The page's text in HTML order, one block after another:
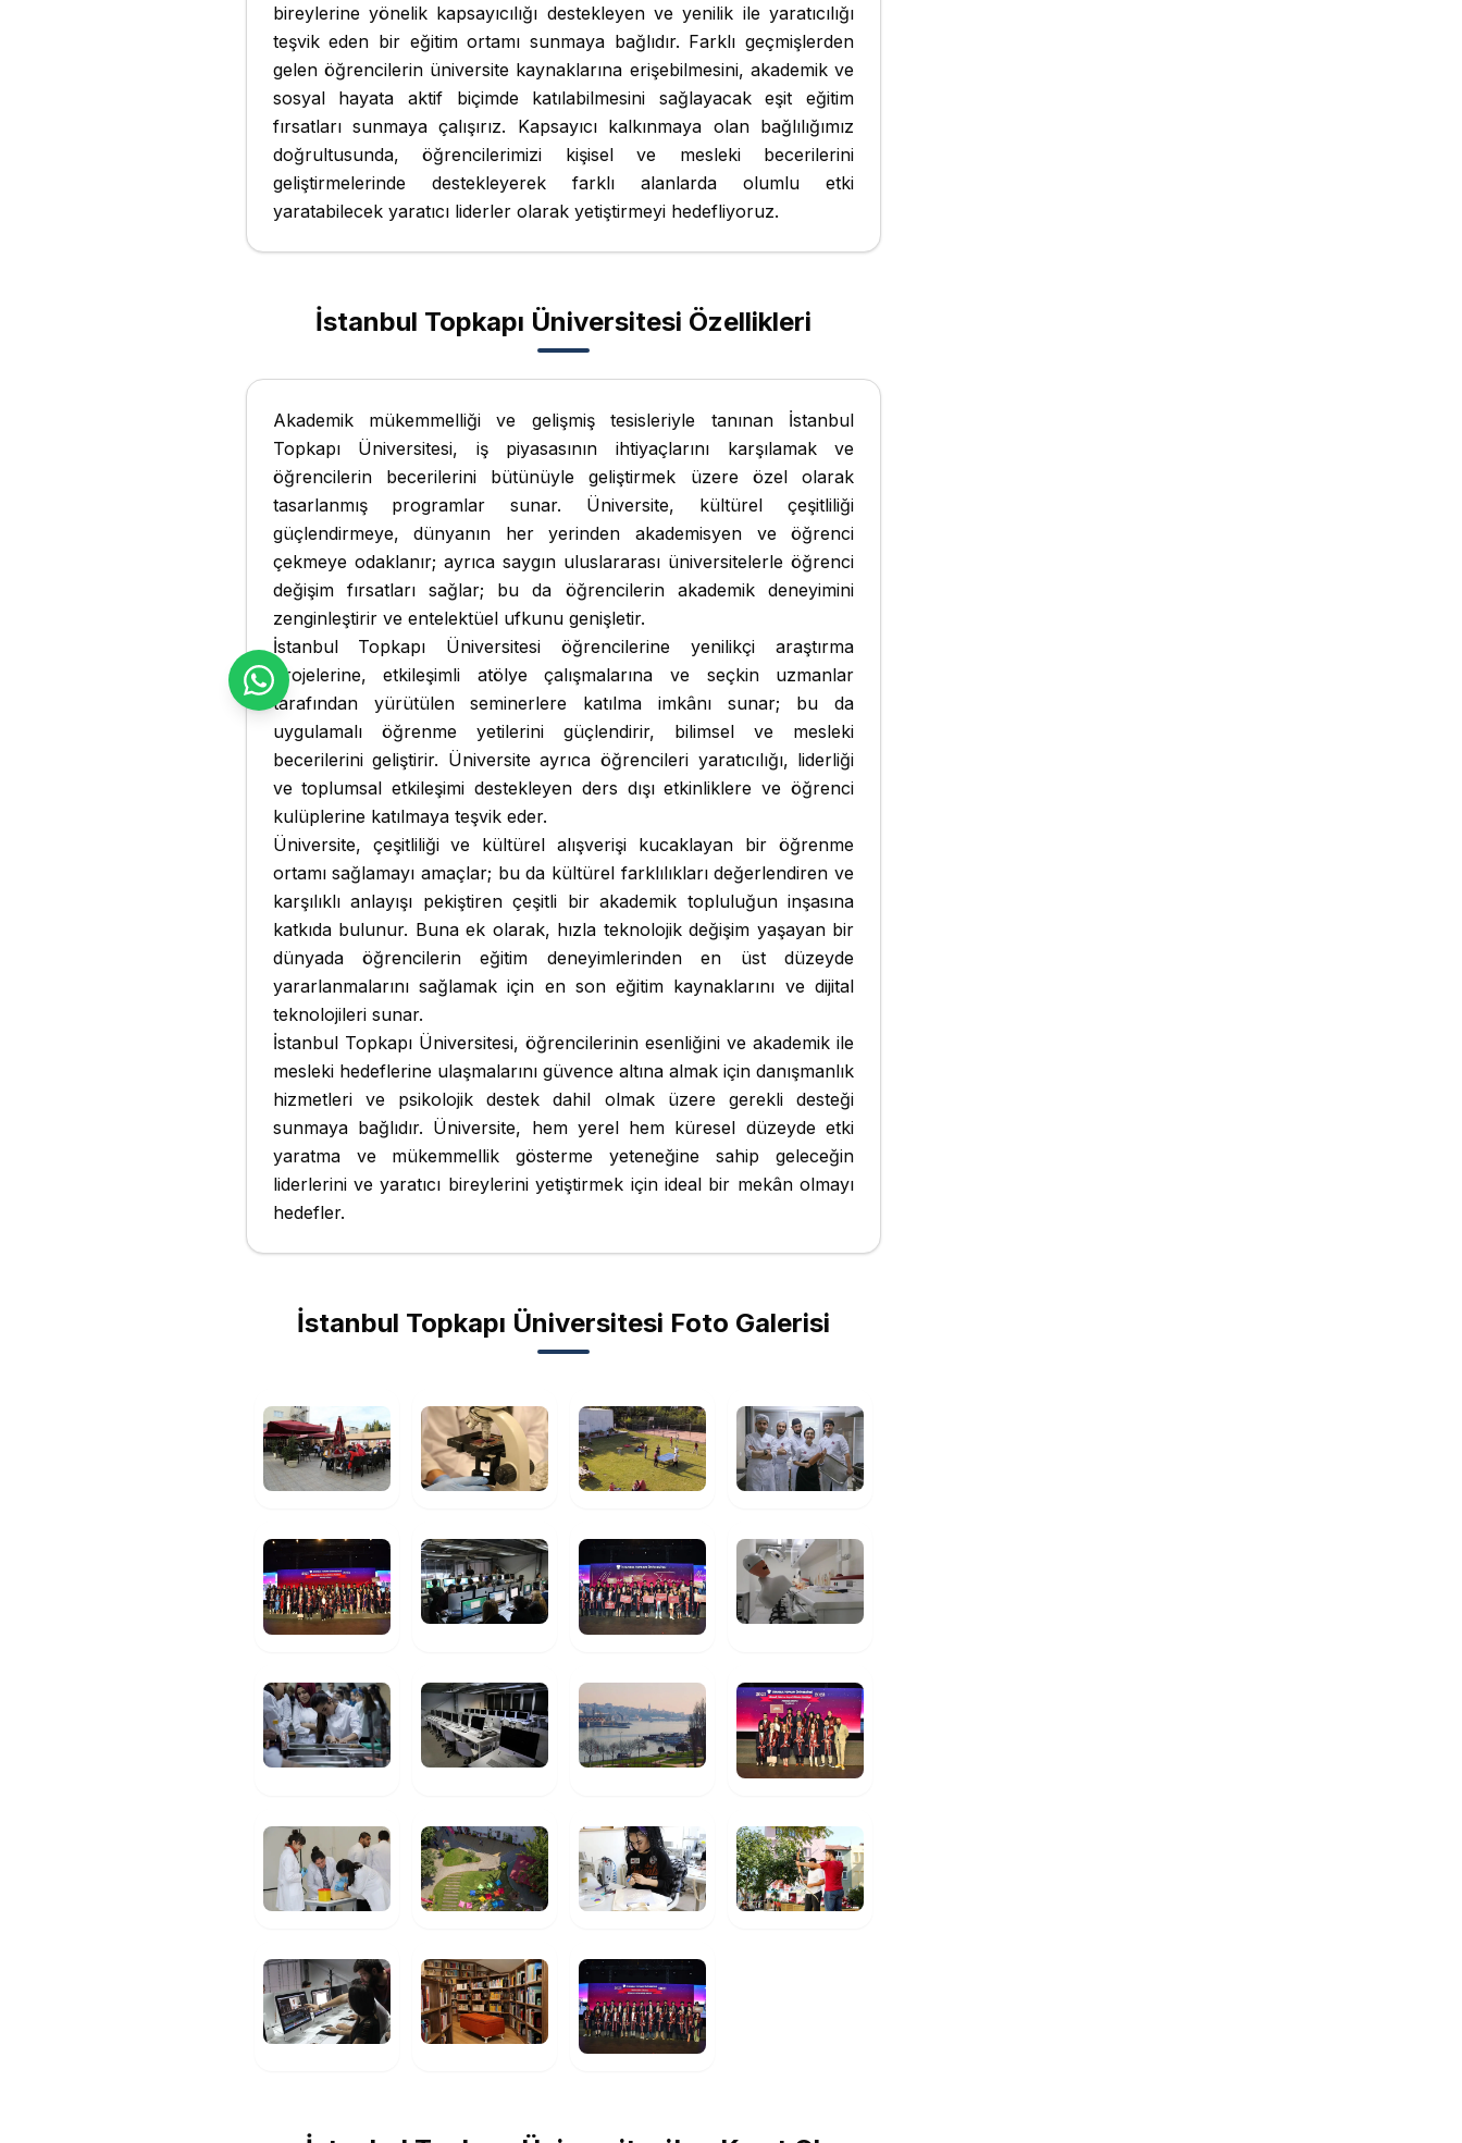
bireylerine yönelik kapsayıcılığı destekleyen ve yenilik ile yaratıcılığı
teşvik eden bir eğitim ortamı sunmaya bağlıdır. Farklı geçmişlerden
gelen öğrencilerin üniversite kaynaklarına erişebilmesini, akademik ve
sosyal hayata aktif biçimde katılabilmesini sağlayacak eşit eğitim
fırsatları sunmaya çalışırız. Kapsayıcı kalkınmaya olan bağlılığımız
doğrultusunda, öğrencilerimizi kişisel ve mesleki becerilerini
geliştirmelerinde destekleyerek farklı alanlarda olumlu etki
yaratabilecek yaratıcı liderler olarak yetiştirmeyi hedefliyoruz.
İstanbul Topkapı Üniversitesi Özellikleri
Akademik mükemmelliği ve gelişmiş tesisleriyle tanınan İstanbul
Topkapı Üniversitesi, iş piyasasının ihtiyaçlarını karşılamak ve
öğrencilerin becerilerini bütünüyle geliştirmek üzere özel olarak
tasarlanmış programlar sunar. Üniversite, kültürel çeşitliliği
güçlendirmeye, dünyanın her yerinden akademisyen ve öğrenci
çekmeye odaklanır; ayrıca saygın uluslararası üniversitelerle öğrenci
değişim fırsatları sağlar; bu da öğrencilerin akademik deneyimini
zenginleştirir ve entelektüel ufkunu genişletir.
İstanbul Topkapı Üniversitesi öğrencilerine yenilikçi araştırma
projelerine, etkileşimli atölye çalışmalarına ve seçkin uzmanlar
tarafından yürütülen seminerlere katılma imkânı sunar; bu da
uygulamalı öğrenme yetilerini güçlendirir, bilimsel ve mesleki
becerilerini geliştirir. Üniversite ayrıca öğrencileri yaratıcılığı, liderliği
ve toplumsal etkileşimi destekleyen ders dışı etkinliklere ve öğrenci
kulüplerine katılmaya teşvik eder.
Üniversite, çeşitliliği ve kültürel alışverişi kucaklayan bir öğrenme
ortamı sağlamayı amaçlar; bu da kültürel farklılıkları değerlendiren ve
karşılıklı anlayışı pekiştiren çeşitli bir akademik topluluğun inşasına
katkıda bulunur. Buna ek olarak, hızla teknolojik değişim yaşayan bir
dünyada öğrencilerin eğitim deneyimlerinden en üst düzeyde
yararlanmalarını sağlamak için en son eğitim kaynaklarını ve dijital
teknolojileri sunar.
İstanbul Topkapı Üniversitesi, öğrencilerinin esenliğini ve akademik ile
mesleki hedeflerine ulaşmalarını güvence altına almak için danışmanlık
hizmetleri ve psikolojik destek dahil olmak üzere gerekli desteği
sunmaya bağlıdır. Üniversite, hem yerel hem küresel düzeyde etki
yaratma ve mükemmellik gösterme yeteneğine sahip geleceğin
liderlerini ve yaratıcı bireylerini yetiştirmek için ideal bir mekân olmayı
hedefler.
İstanbul Topkapı Üniversitesi Foto Galerisi